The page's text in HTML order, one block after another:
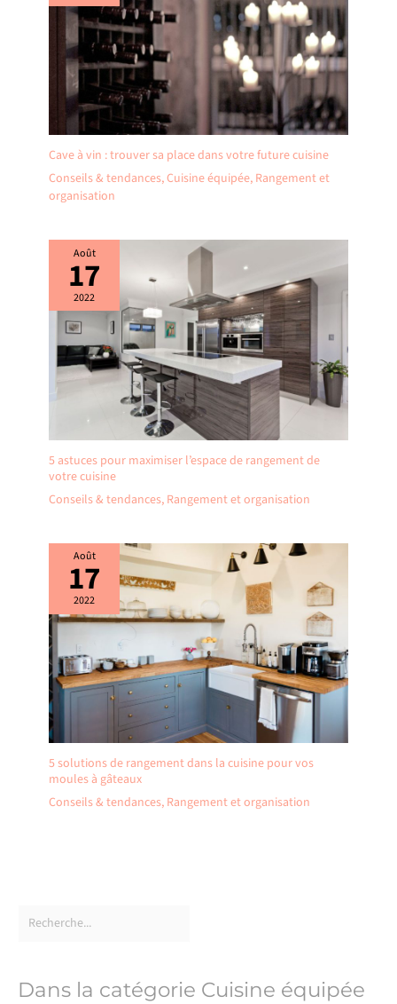
Cave à vin : trouver sa place dans votre future cuisine
Conseils & tendances,Cuisine équipée, Rangement et
organisation
Août
17
2022
5 astuces pour maximiser l’espace de rangement de
votre cuisine
Conseils & tendances, Rangement et organisation
Août
17
2022
5 solutions de rangement dans la cuisine pour vos
moules à gâteaux
Conseils & tendances, Rangement et organisation
Dans la catégorie Cuisine équipée